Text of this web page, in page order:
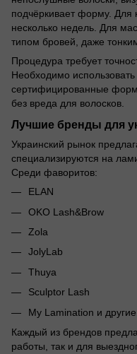
подчёркивает форму. Для
несколько недель. Для
типом бровей, даже
Процедура требует
Необходимо
сертифицированные
без вреда для волосков.
Лучшие бренды для
Украинский рынок
специализируются на
Среди фаворитов:
ELAN
OKO Lash&Brow
Zola
JolyLab
Thuya
Sculptor Lash
My Lamination и другие.
Каждый из брендов
работы, так и для